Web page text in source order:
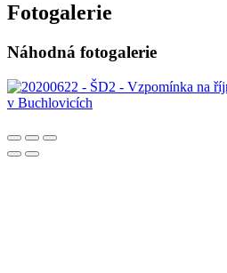
Fotogalerie
Náhodná fotogalerie